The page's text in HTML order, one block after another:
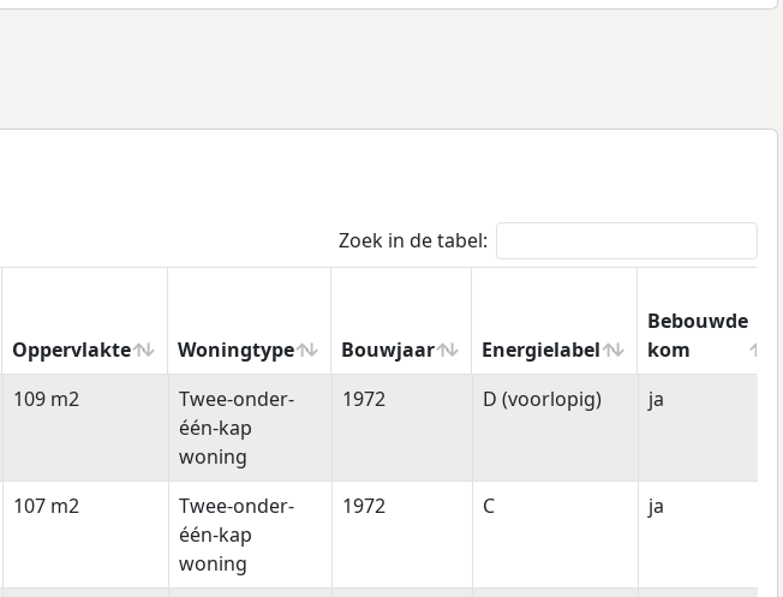
Zoek in de tabel:
Oppervlakte Woningtype Bouwjaar Energielabel
Bebouwde
kom
Oppervlakte Woningtype Bouwjaar Energielabel
Bebouwde
kom
109 m2
Twee-onder-
één-kap
woning
1972 D (voorlopig) ja
107 m2
Twee-onder-
één-kap
woning
1972 C ja